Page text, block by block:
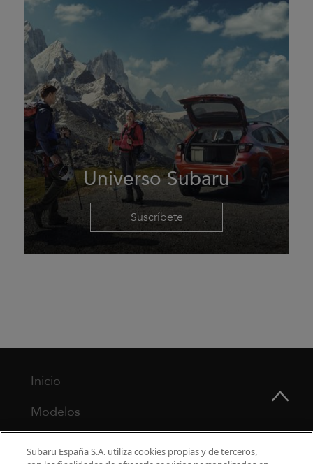
Universo Subaru
Suscríbete
Inicio
Modelos
Subaru España S.A. utiliza cookies propias y de terceros,